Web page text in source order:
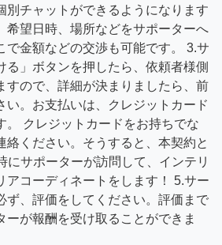
別チャットができるようになります
希望日時、場所などをサポーターへ
で金額などの交渉も可能です。 3.サ
る」ボタンを押したら、依頼者様側
すので、詳細が決まりましたら、前
い。お支払いは、クレジットカード
。 クレジットカードをお持ちでな
絡ください。そうすると、本契約と
にサポーターが訪問して、インテリ
アコーディネートをします！ 5.サー
ず、評価をしてください。評価まで
ーが報酬を受け取ることができま